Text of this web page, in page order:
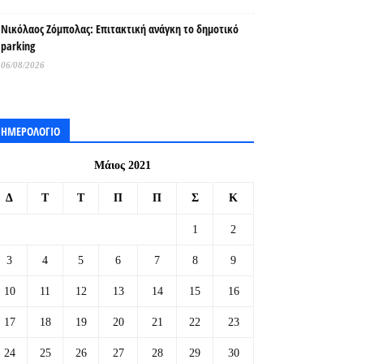
Νικόλαος Ζόμπολας: Επιτακτική ανάγκη το δημοτικό
parking
06/08/2026
ΗΜΕΡΟΛΟΓΙΟ
Μάιος 2021
Δ Τ Τ Π Π Σ Κ
1 2
3 4 5 6 7 8 9
10 11 12 13 14 15 16
17 18 19 20 21 22 23
24 25 26 27 28 29 30